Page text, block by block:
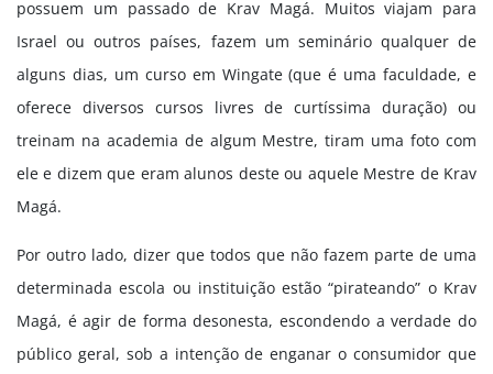
possuem um passado de Krav Magá. Muitos viajam para
Israel ou outros países, fazem um seminário qualquer de
alguns dias, um curso em Wingate (que é uma faculdade, e
oferece diversos cursos livres de curtíssima duração) ou
treinam na academia de algum Mestre, tiram uma foto com
ele e dizem que eram alunos deste ou aquele Mestre de Krav
Magá.
Por outro lado, dizer que todos que não fazem parte de uma
determinada escola ou instituição estão “pirateando” o Krav
Magá, é agir de forma desonesta, escondendo a verdade do
público geral, sob a intenção de enganar o consumidor que